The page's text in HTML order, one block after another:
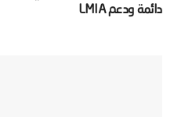
دائمة ودعم LMIA‬